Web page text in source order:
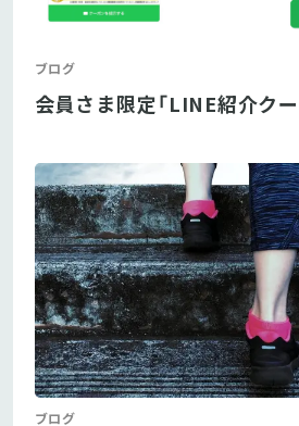
ブログ
会員さま限定「LINE紹介ク
ブログ